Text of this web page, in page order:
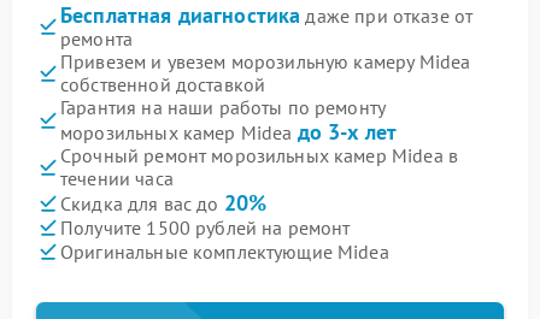
Бесплатная диагностика даже при отказе от
ремонта
Привезем и увезем морозильную камеру Midea
собственной доставкой
Гарантия на наши работы по ремонту
морозильных камер Midea до 3-х лет
Срочный ремонт морозильных камер Midea в
течении часа
Скидка для вас до 20%
Получите 1500 рублей на ремонт
Оригинальные комплектующие Midea